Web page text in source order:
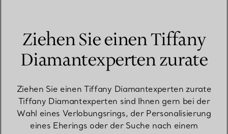
Ziehen Sie einen Tiffany
Diamantexperten zurate
Ziehen Sie einen Tiffany Diamantexperten zurate
Tiffany Diamantexperten sind Ihnen gern bei der
Wahl eines Verlobungsrings, der Personalisierung
eines Eherings oder der Suche nach einem